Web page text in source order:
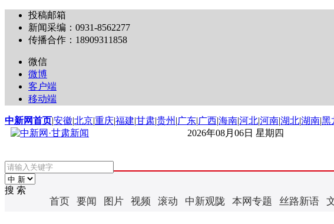
投稿邮箱
新闻采编：0931-8562277
传播合作：18909311858
微信
微博
客户端
移动端
中新网首页|安徽|北京|重庆|福建|甘肃|贵州 |广东|广西|海南|河北|河南|湖北|湖南|黑
2026年08月06日 星期四
搜 索
首页 要闻 图片 视频 滚动 中新观陇 本网专题 丝路新语